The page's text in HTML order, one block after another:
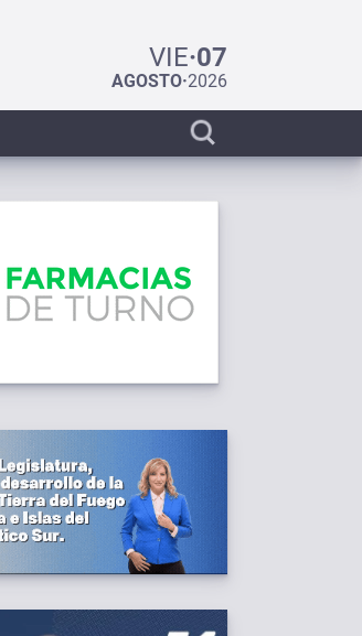
VIE·07
AGOSTO·2026
Display
search